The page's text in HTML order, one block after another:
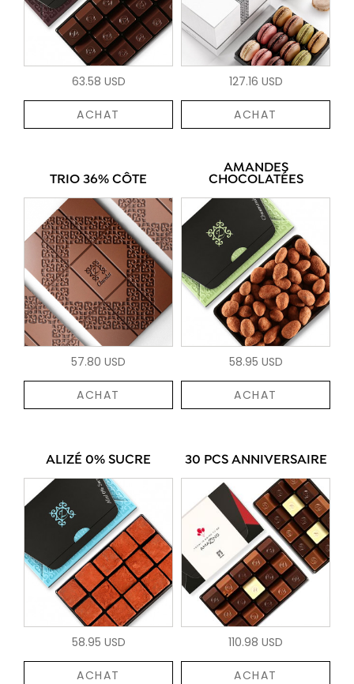
63.58 USD
ACHAT
127.16 USD
ACHAT
TRIO 36% CÔTE
57.80 USD
ACHAT
AMANDES
CHOCOLATÉES
58.95 USD
ACHAT
ALIZÉ 0% SUCRE
58.95 USD
ACHAT
30 PCS ANNIVERSAIRE
110.98 USD
ACHAT